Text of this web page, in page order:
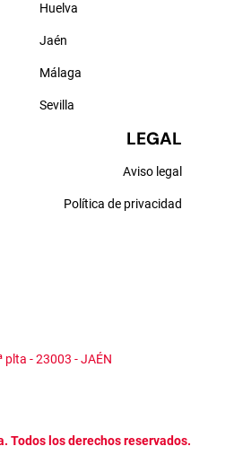
Huelva
Jaén
Málaga
Sevilla
LEGAL
Aviso legal
Política de privacidad
plta - 23003 - JAÉN
Todos los derechos reservados.